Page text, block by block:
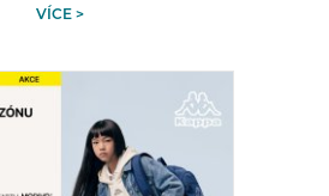
VÍCE >